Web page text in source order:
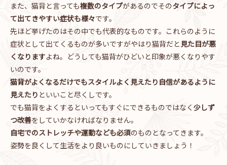
また、猫背と言っても複数のタイプがあるのでそのタイプによっ
て出てきやすい症状も様々です。
先ほど挙げたのはその中でも代表的なものです。これらのように
症状として出てくるものが多いですがやはり猫背だと見た目が悪
くなりますよね。どうしても猫背がひどいと印象が悪くなりやす
いのです。
猫背がよくなるだけでもスタイルよく見えたり自信があるように
見えたり といいこと尽くしです。
でも猫背をよくするといってもすぐにできるものではなく 少しず
つ改善をしていかなければなりません。
自宅でのストレッチや運動なども必須のものとなってきます。
姿勢を良くして生活をより良いものにしていきましょう！